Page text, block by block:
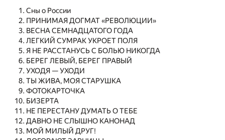
Сны о России
ПРИНИМАЯ ДОГМАТ «РЕВОЛЮЦИИ»
ВЕСНА СЕМНАДЦАТОГО ГОДА
ЛЕГКИЙ СУМРАК УКРОЕТ ПОЛЯ
Я НЕ РАССТАНУСЬ С БОЛЬЮ НИКОГДА
БЕРЕГ ЛЕВЫЙ, БЕРЕГ ПРАВЫЙ
УХОДЯ — УХОДИ
ТЫ ЖИВА, МОЯ СТАРУШКА
ФОТОКАРТОЧКА
БИЗЕРТА
НЕ ПЕРЕСТАНУ ДУМАТЬ О ТЕБЕ
ДАВНО НЕ СЛЫШНО КАНОНАД
МОЙ МИЛЫЙ ДРУГ!